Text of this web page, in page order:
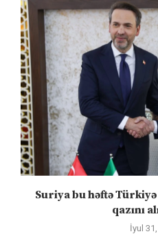
Suriya bu həftə
qazını
İyul